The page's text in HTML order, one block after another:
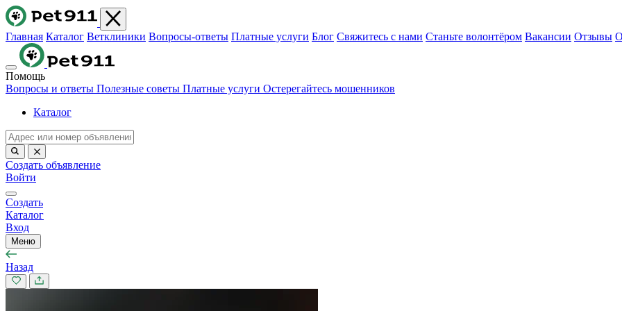
Главная Каталог Ветклиники Вопросы-ответы Платные услуги Блог Свяжитесь с нами Станьте волонтёром Вакансии Отзывы
Помощь
Вопросы и ответы Полезные советы Платные услуги Остерегайтесь мошенников
Каталог
Создать объявление
Войти
Создать
Каталог
Вход
Меню
Назад